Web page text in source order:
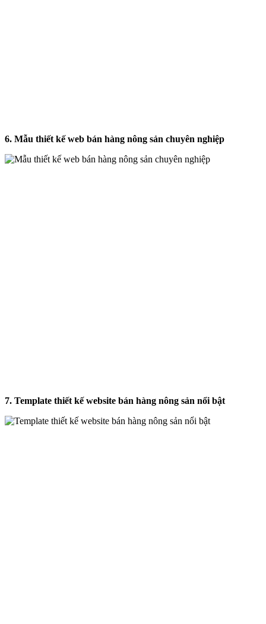
6. Mẫu thiết kế web bán hàng nông sản chuyên nghiệp
7. Template thiết kế website bán hàng nông sản nổi bật